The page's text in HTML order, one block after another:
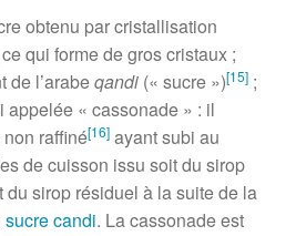
obtenu par cristallisation
qui forme de gros cristaux ;
de l’arabeqandi (« sucre »)[15] ;
appelée « cassonade » : il
raffiné[16] ayant subi au
de cuisson issu soit du sirop
du sirop résiduel à la suite de la
sucre candi. La cassonade est